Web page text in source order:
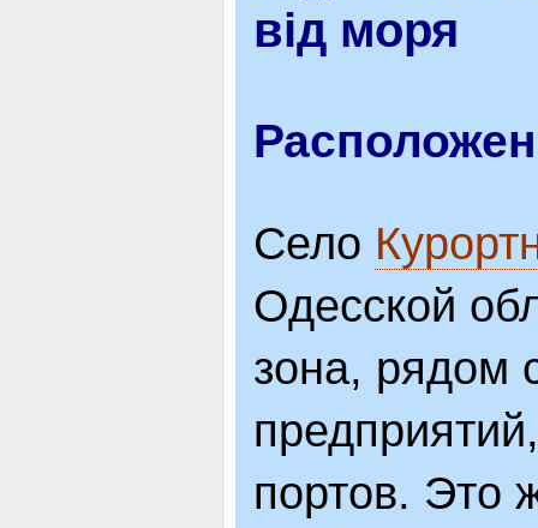
ВІДВІДУВАЧАМ
ОГОЛОШЕННЯ
від моря
Село
Одесской
зона, рядом
портов. Это